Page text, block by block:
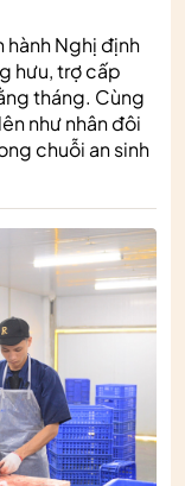
hành Nghị định
hưu, trợ cấp
tháng. Cùng
như nhân đôi
chuỗi an sinh